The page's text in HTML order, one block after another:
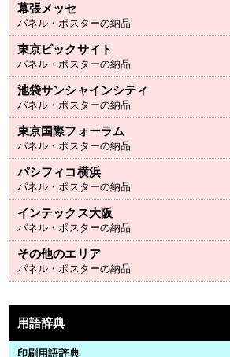
幕張メッセ
パネル・ポスターの納品
東京ビックサイト
パネル・ポスターの納品
池袋サンシャインシティ
パネル・ポスターの納品
東京国際フォーラム
パネル・ポスターの納品
パシフィコ横浜
パネル・ポスターの納品
インテックス大阪
パネル・ポスターの納品
その他のエリア
パネル・ポスターの納品
用語辞典
印刷用語辞典